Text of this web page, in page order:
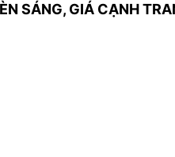
SÁNG, GIÁ CẠNH